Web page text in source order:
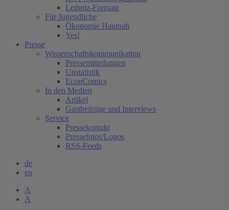
Leibniz-Formate
Für Jugendliche
Ökonomie Hautnah
Yes!
Presse
Wissenschaftskommunikation
Pressemitteilungen
Unstatistik
EconComics
In den Medien
Artikel
Gastbeiträge und Interviews
Service
Pressekontakt
Pressefotos/Logos
RSS-Feeds
de
en
A
A